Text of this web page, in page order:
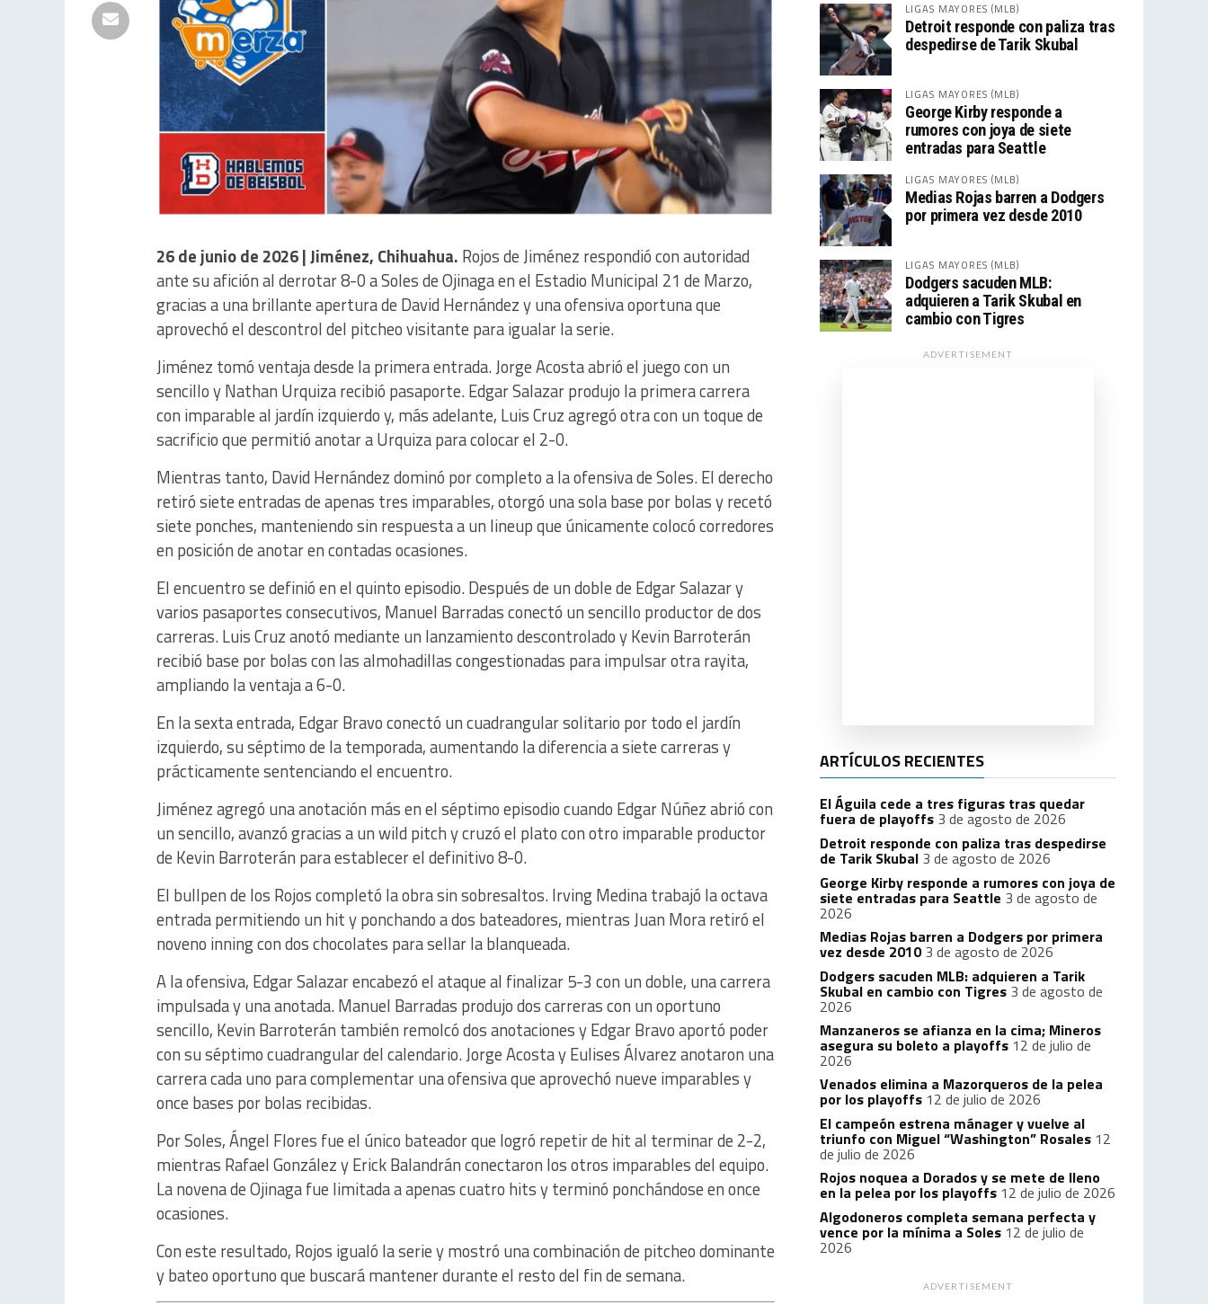
26 de junio de 2026 | Jiménez, Chihuahua. Rojos de Jiménez respondió con autoridad
ante su afición al derrotar 8-0 a Soles de Ojinaga en el Estadio Municipal 21 de Marzo,
gracias a una brillante apertura de David Hernández y una ofensiva oportuna que
aprovechó el descontrol del pitcheo visitante para igualar la serie.
Jiménez tomó ventaja desde la primera entrada. Jorge Acosta abrió el juego con un
sencillo y Nathan Urquiza recibió pasaporte. Edgar Salazar produjo la primera carrera
con imparable al jardín izquierdo y, más adelante, Luis Cruz agregó otra con un toque de
sacrificio que permitió anotar a Urquiza para colocar el 2-0.
Mientras tanto, David Hernández dominó por completo a la ofensiva de Soles. El derecho
retiró siete entradas de apenas tres imparables, otorgó una sola base por bolas y recetó
siete ponches, manteniendo sin respuesta a un lineup que únicamente colocó corredores
en posición de anotar en contadas ocasiones.
El encuentro se definió en el quinto episodio. Después de un doble de Edgar Salazar y
varios pasaportes consecutivos, Manuel Barradas conectó un sencillo productor de dos
carreras. Luis Cruz anotó mediante un lanzamiento descontrolado y Kevin Barroterán
recibió base por bolas con las almohadillas congestionadas para impulsar otra rayita,
ampliando la ventaja a 6-0.
En la sexta entrada, Edgar Bravo conectó un cuadrangular solitario por todo el jardín
izquierdo, su séptimo de la temporada, aumentando la diferencia a siete carreras y
prácticamente sentenciando el encuentro.
Jiménez agregó una anotación más en el séptimo episodio cuando Edgar Núñez abrió con
un sencillo, avanzó gracias a un wild pitch y cruzó el plato con otro imparable productor
de Kevin Barroterán para establecer el definitivo 8-0.
El bullpen de los Rojos completó la obra sin sobresaltos. Irving Medina trabajó la octava
entrada permitiendo un hit y ponchando a dos bateadores, mientras Juan Mora retiró el
noveno inning con dos chocolates para sellar la blanqueada.
A la ofensiva, Edgar Salazar encabezó el ataque al finalizar 5-3 con un doble, una carrera
impulsada y una anotada. Manuel Barradas produjo dos carreras con un oportuno
sencillo, Kevin Barroterán también remolcó dos anotaciones y Edgar Bravo aportó poder
con su séptimo cuadrangular del calendario. Jorge Acosta y Eulises Álvarez anotaron una
carrera cada uno para complementar una ofensiva que aprovechó nueve imparables y
once bases por bolas recibidas.
Por Soles, Ángel Flores fue el único bateador que logró repetir de hit al terminar de 2-2,
mientras Rafael González y Erick Balandrán conectaron los otros imparables del equipo.
La novena de Ojinaga fue limitada a apenas cuatro hits y terminó ponchándose en once
ocasiones.
Con este resultado, Rojos igualó la serie y mostró una combinación de pitcheo dominante
y bateo oportuno que buscará mantener durante el resto del fin de semana.
LIGAS MAYORES (MLB)
Detroit responde con paliza tras
despedirse de Tarik Skubal
LIGAS MAYORES (MLB)
George Kirby responde a
rumores con joya de siete
entradas para Seattle
LIGAS MAYORES (MLB)
Medias Rojas barren a Dodgers
por primera vez desde 2010
LIGAS MAYORES (MLB)
Dodgers sacuden MLB:
adquieren a Tarik Skubal en
cambio con Tigres
ADVERTISEMENT
ARTÍCULOS RECIENTES
El Águila cede a tres figuras tras quedar
fuera de playoffs 3 de agosto de 2026
Detroit responde con paliza tras despedirse
de Tarik Skubal 3 de agosto de 2026
George Kirby responde a rumores con joya de
siete entradas para Seattle 3 de agosto de
2026
Medias Rojas barren a Dodgers por primera
vez desde 2010 3 de agosto de 2026
Dodgers sacuden MLB: adquieren a Tarik
Skubal en cambio con Tigres 3 de agosto de
2026
Manzaneros se afianza en la cima; Mineros
asegura su boleto a playoffs 12 de julio de
2026
Venados elimina a Mazorqueros de la pelea
por los playoffs 12 de julio de 2026
El campeón estrena mánager y vuelve al
triunfo con Miguel “Washington” Rosales 12
de julio de 2026
Rojos noquea a Dorados y se mete de lleno
en la pelea por los playoffs 12 de julio de 2026
Algodoneros completa semana perfecta y
vence por la mínima a Soles 12 de julio de
2026
ADVERTISEMENT